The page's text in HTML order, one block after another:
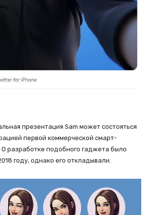
презентация Sam может состояться
первой коммерческой смарт-
О разработке подобного гаджета было
году, однако его откладывали.